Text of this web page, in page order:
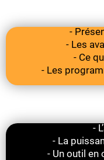
-
- Les
- Ce
- Les
-
- La
- Un outil en